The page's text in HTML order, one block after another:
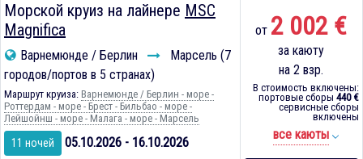
Морской круиз на лайнере MSC
Magnifica
Варнемюнде / Берлин
Марсель (7
городов/портов в 5 странах)
Маршрут круиза: Варнемюнде / Берлин - море -
Роттердам - море - Брест - Бильбао - море -
Лейшойнш - море - Малага - море - Марсель
11 ночей 05.10.2026 - 16.10.2026
от 2 002 €
за каюту
на 2 взр.
В стоимость включены:
портовые сборы 440 €
сервисные сборы
включены
все каюты